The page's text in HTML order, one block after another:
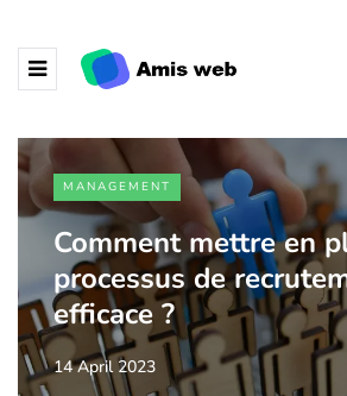
MANAGEMENT
Comment mettre en
processus de
efficace ?
14 April 2023